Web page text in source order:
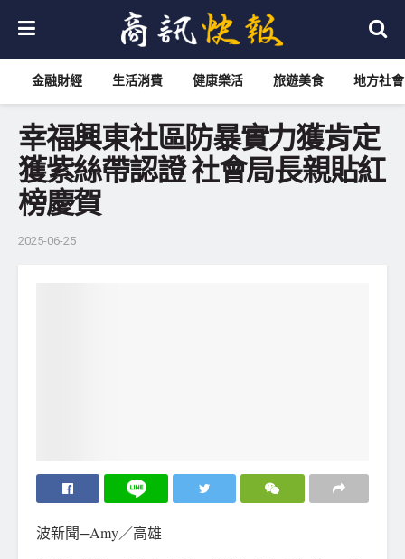
金融財經 生活消費 健康樂活 旅遊美食 地方社會
幸福興東社區防暴實力獲肯定
獲紫絲帶認證 社會局長親貼紅
榜慶賀
2025-06-25
波新聞─Amy／高雄